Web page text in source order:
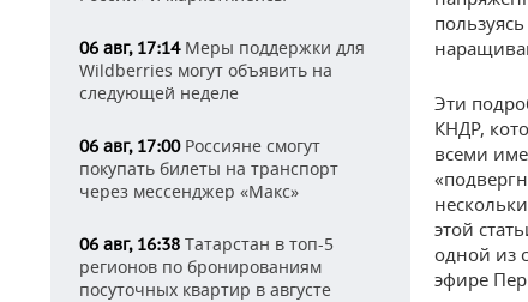
06 авг, 17:14Меры поддержки для
Wildberries могут объявить на
следующей неделе
06 авг, 17:00Россияне смогут
покупать билеты на транспорт
через мессенджер «Макс»
06 авг, 16:38 Татарстан в топ-5
регионов по бронированиям
посуточных квартир в августе
Эти
КНДР,
всеми
этой
одной из
эфире